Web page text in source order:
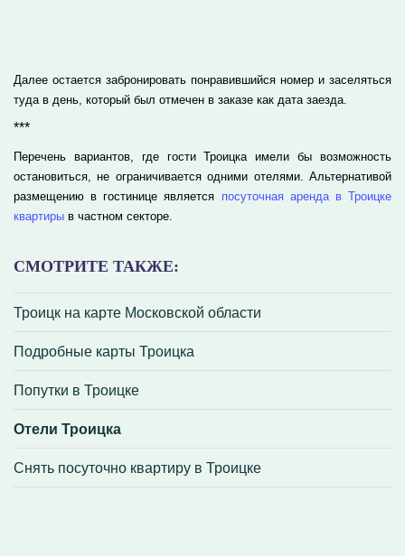
СМОТРИТЕ ТАКЖЕ:
Троицк на карте Московской области
Подробные карты Троицка
Попутки в Троицке
Отели Троицка
Снять посуточно квартиру в Троицке
Далее остается забронировать понравившийся номер и заселяться
туда в день, который был отмечен в заказе как дата заезда.
***
Перечень вариантов, где гости Троицка имели бы возможность
остановиться, не ограничивается одними отелями. Альтернативой
размещению в гостинице является посуточная аренда в Троицке
квартиры в частном секторе.